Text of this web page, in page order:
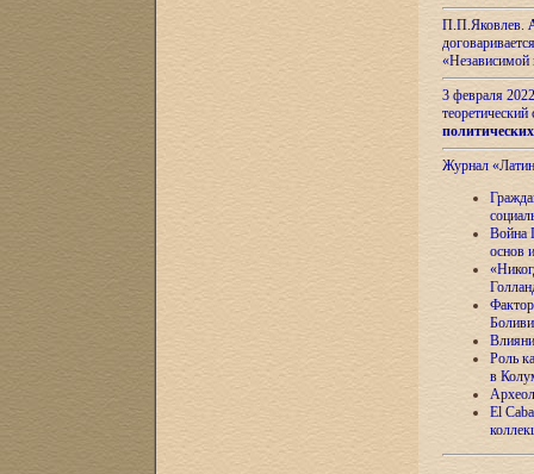
П.П.Яковлев.
«Независимой
3 февраля
теоретический
Журнал
Война
основ
Роль
в
El